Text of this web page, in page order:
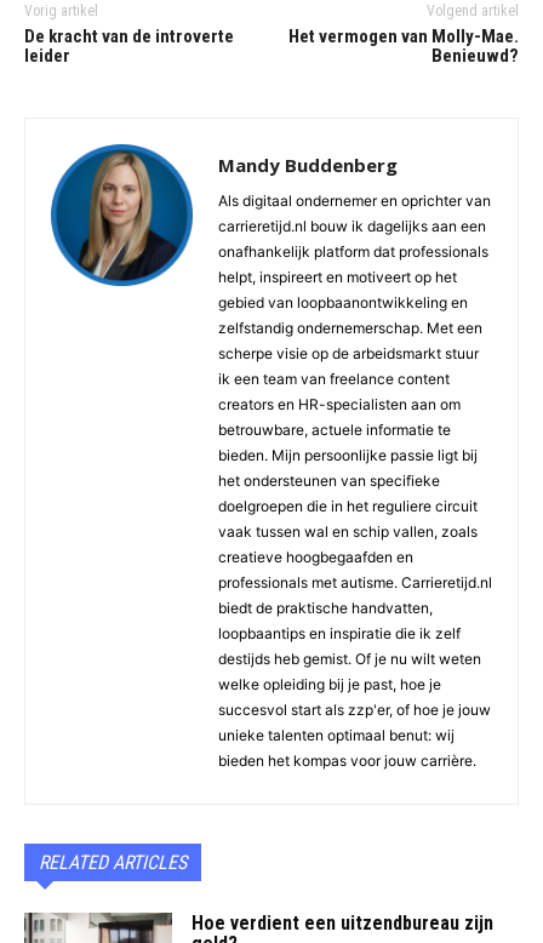
Vorig artikel
De kracht van de introverte
leider
Volgend artikel
Het vermogen van Molly-Mae.
Benieuwd?
Mandy Buddenberg
Als digitaal ondernemer en oprichter van
carrieretijd.nl bouw ik dagelijks aan een
onafhankelijk platform dat professionals
helpt, inspireert en motiveert op het
gebied van loopbaanontwikkeling en
zelfstandig ondernemerschap. Met een
scherpe visie op de arbeidsmarkt stuur
ik een team van freelance content
creators en HR-specialisten aan om
betrouwbare, actuele informatie te
bieden. Mijn persoonlijke passie ligt bij
het ondersteunen van specifieke
doelgroepen die in het reguliere circuit
vaak tussen wal en schip vallen, zoals
creatieve hoogbegaafden en
professionals met autisme. Carrieretijd.nl
biedt de praktische handvatten,
loopbaantips en inspiratie die ik zelf
destijds heb gemist. Of je nu wilt weten
welke opleiding bij je past, hoe je
succesvol start als zzp'er, of hoe je jouw
unieke talenten optimaal benut: wij
bieden het kompas voor jouw carrière.
RELATED ARTICLES
Hoe verdient een uitzendbureau zijn